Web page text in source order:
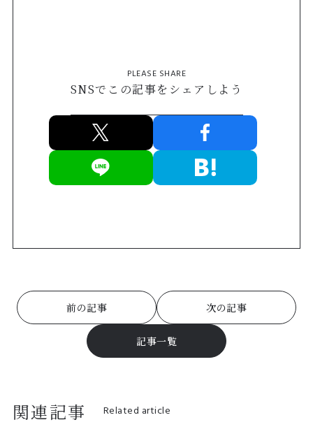
PLEASE SHARE
SNSでこの記事をシェアしよう
前の記事
記事一覧
次の記事
関連記事 Related article